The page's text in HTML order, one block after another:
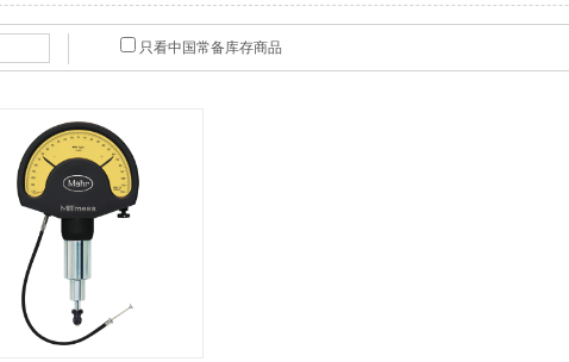
只看中国常备库存商品